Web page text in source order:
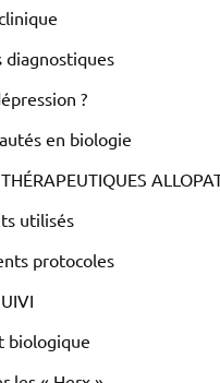
?
en biologie
utilisés
protocoles